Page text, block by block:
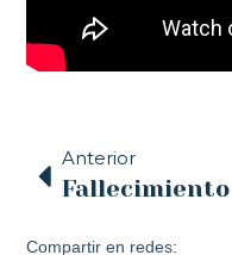
Anterior
Compartir en redes: